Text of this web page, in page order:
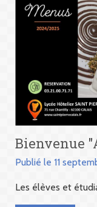
Bienvenue
Publié le 11
Les élèves et